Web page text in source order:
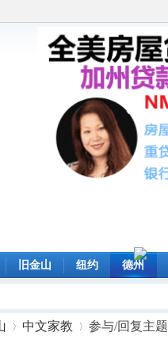
旧金山 纽约 德州
中文家教
参与/回复主题